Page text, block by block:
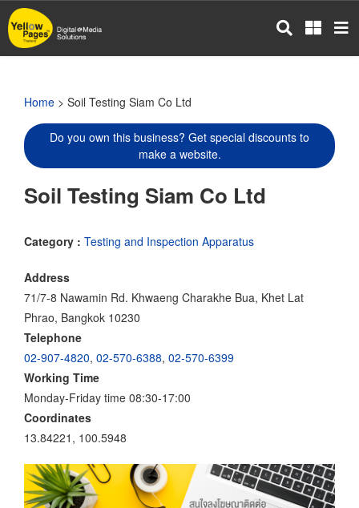
Skip
to
main
Home > Soil Testing Siam Co Ltd
Do you own this business? Get special discounts to
make a website.
Soil Testing Siam Co Ltd
Category : Testing and Inspection Apparatus
Address
71/7-8 Nawamin Rd. Khwaeng Charakhe Bua, Khet Lat
Phrao, Bangkok 10230
Telephone
02-907-4820, 02-570-6388, 02-570-6399
Working Time
Monday-Friday time 08:30-17:00
Coordinates
13.84221, 100.5948